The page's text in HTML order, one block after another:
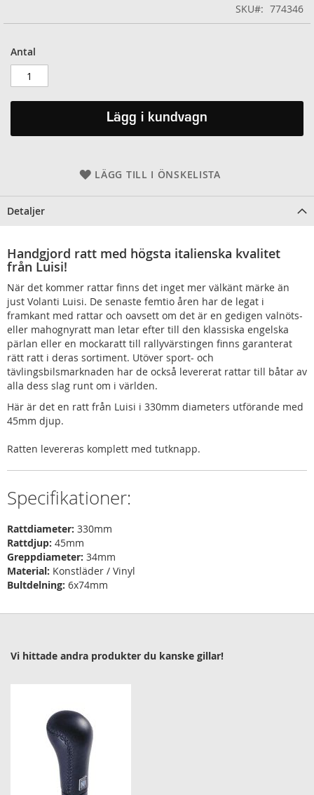
SKU 774346
Antal
Lägg i kundvagn
LÄGG TILL I ÖNSKELISTA
Detaljer
Handgjord ratt med högsta italienska kvalitet
från Luisi!
När det kommer rattar finns det inget mer välkänt märke än
just Volanti Luisi. De senaste femtio åren har de legat i
framkant med rattar och oavsett om det är en gedigen valnöts-
eller mahognyratt man letar efter till den klassiska engelska
pärlan eller en mockaratt till rallyvärstingen finns garanterat
rätt ratt i deras sortiment. Utöver sport- och
tävlingsbilsmarknaden har de också levererat rattar till båtar av
alla dess slag runt om i världen.
Här är det en ratt från Luisi i 330mm diameters utförande med
45mm djup.
Ratten levereras komplett med tutknapp.
Specifikationer:
Rattdiameter: 330mm
Rattdjup: 45mm
Greppdiameter: 34mm
Material: Konstläder / Vinyl
Bultdelning: 6x74mm
Vi hittade andra produkter du kanske gillar!